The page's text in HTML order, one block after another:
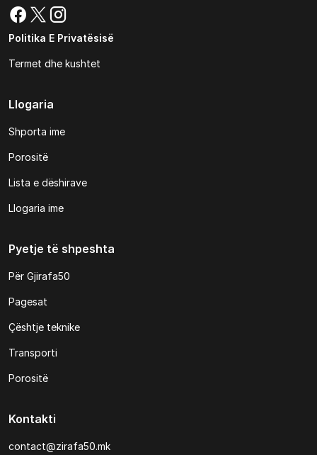
Politika E Privatësisë
Termet dhe kushtet
Llogaria
Shporta ime
Porositë
Lista e dëshirave
Llogaria ime
Pyetje të shpeshta
Për Gjirafa50
Pagesat
Çështje teknike
Transporti
Porositë
Kontakti
contact@zirafa50.mk